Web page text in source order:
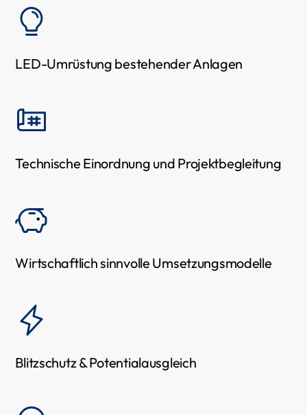
LED-Umrüstung bestehender Anlagen
Technische Einordnung und Projektbegleitung
Wirtschaftlich sinnvolle Umsetzungsmodelle
Blitzschutz & Potentialausgleich